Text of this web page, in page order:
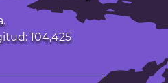
104,425